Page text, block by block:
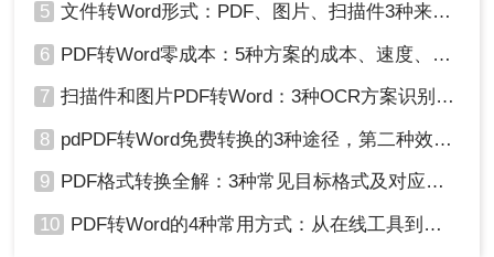
5 文件转Word形式：PDF、图片、扫描件3种来源分别怎么处理！
6 PDF转Word零成本：5种方案的成本、速度、精度对比！
7 扫描件和图片PDF转Word：3种OCR方案识别率实测！
8 pdPDF转Word免费转换的3种途径，第二种效率最高！
9 PDF格式转换全解：3种常见目标格式及对应操作方法！
10 PDF转Word的4种常用方式：从在线工具到桌面软件全梳理！